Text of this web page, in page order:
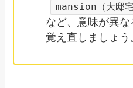
mansion（大邸宅
など、意味が異な
覚え直しましょう